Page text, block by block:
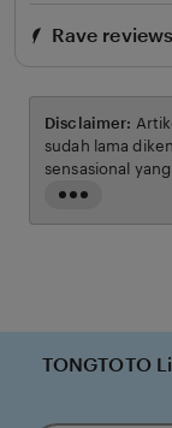
Rave reviews
Read
the
Disclaimer:
sudah lama
sensasional
syarat dan
TONGTOTO